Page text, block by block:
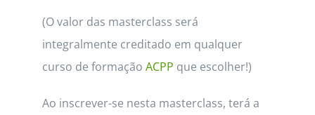
(O valor das masterclass será
integralmente creditado em qualquer
curso de formação ACPP que escolher!)
Ao inscrever-se nesta masterclass, terá a